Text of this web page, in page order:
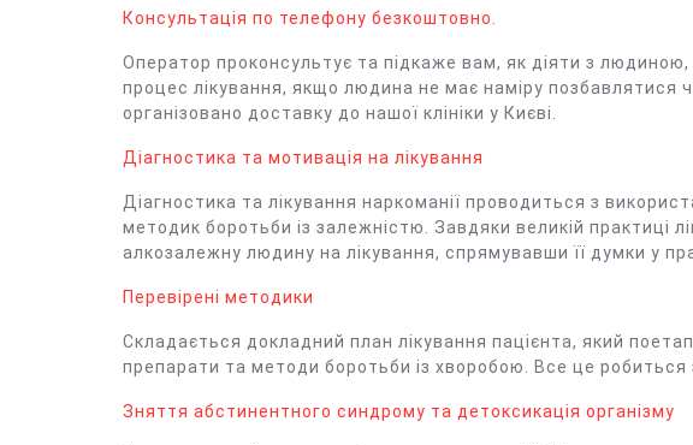
Консультація по телефону безкоштовно.
Оператор проконсультує та підкаже вам, як діяти з людиною,
процес лікування, якщо людина не має наміру позбавлятися
організовано доставку до нашої клініки у Києві.
Діагностика та мотивація на лікування
Діагностика та лікування наркоманії проводиться з
методик боротьби із залежністю. Завдяки великій практиці
алкозалежну людину на лікування, спрямувавши її думки у
Перевірені методики
Складається докладний план лікування пацієнта, який
препарати та методи боротьби із хворобою. Все це робиться
Зняття абстинентного синдрому та детоксикація організму